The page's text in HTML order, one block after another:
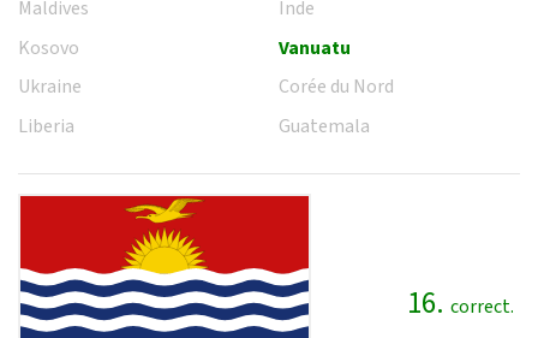
Maldives
Kosovo
Ukraine
Liberia
Inde
Vanuatu
Corée du Nord
Guatemala
16. correct.